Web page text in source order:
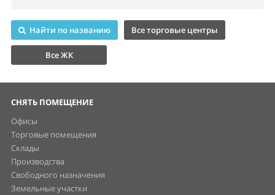
Найти по названию Все торговые центры
Все ЖК
СНЯТЬ ПОМЕЩЕНИЕ
Офисы
Торговые помещения
Склады
Производства
Свободного назначения
Земельные участки